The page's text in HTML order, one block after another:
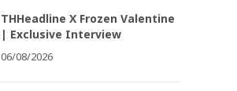
THHeadline X Frozen Valentine
| Exclusive Interview
06/08/2026